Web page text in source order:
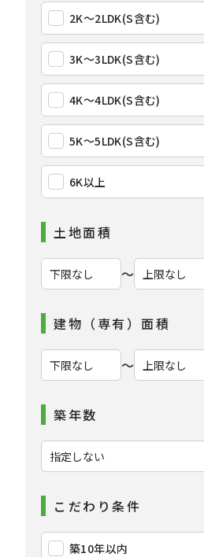
2K〜2LDK(S含む)
3K〜3LDK(S含む)
4K〜4LDK(S含む)
5K〜5LDK(S含む)
6K以上
土地面積
〜
建物（専有）面積
〜
築年数
こだわり条件
築10年以内